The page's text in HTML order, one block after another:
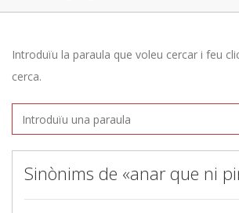
Introduïu la paraula que voleu cercar i feu
cerca.
Sinònims de «anar que ni